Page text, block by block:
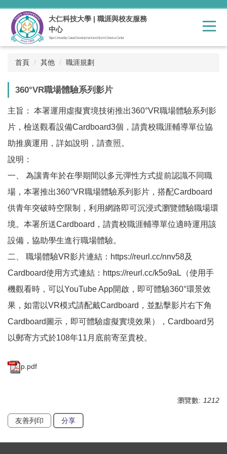
跳
主
要
內
大仁科技大學 | 職涯與校友服務
中心
Tajen University Career Development and Alumni Service Center
首頁 其他 職涯規劃
360°VR職場體驗系列影片
主旨： 本署運用虛擬實境技術推出360°VR職場體驗系列影
片，檢送觀看設備Cardboard3個，請貴校職涯輔導單位協
助推廣運用，詳如說明，請查照。
說明：
一、 為讓青年於在學期間以多元彈性方式提前認識不同職
場，本署推出360°VR職場體驗系列影片，搭配Cardboard
供青年突破時空限制，利用網路即可沉浸式瀏覽體驗職場環
境。本署所送Cardboard，請貴校職涯輔導單位適時運用該
設備，協助學生進行職場體驗。
二、 職場體驗VR影片連結：https://reurl.cc/nnv58及
Cardboard使用方式連結：https://reurl.cc/k5o9aL（使用手
機觀看時，可以YouTube App開啟，即可體驗360°環景效
果，如需以VR模式請配戴Cardboard，並點擊影片右下角
Cardboard圖示，即可體驗虛擬實境效果），Cardboard另
以郵寄方式於108年11月底前寄至貴校。
p.pdf
瀏覽數: 1212
友善列印 分享